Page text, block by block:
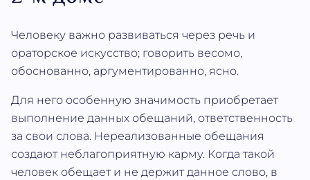
Человеку важно развиваться через речь и
ораторское искусство; говорить весомо,
обоснованно, аргументированно, ясно.
Для него особенную значимость приобретает
выполнение данных обещаний, ответственность
за свои слова. Нереализованные обещания
создают неблагоприятную карму. Когда такой
человек обещает и не держит данное слово, в